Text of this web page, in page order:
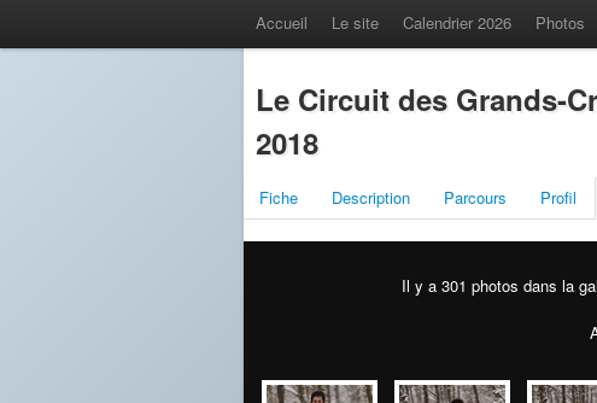
Accueil Le site Calendrier 2026 Photos
Le Circuit des Grands-
2018
Fiche Description Parcours Profil
Il y a 301 photos dans la